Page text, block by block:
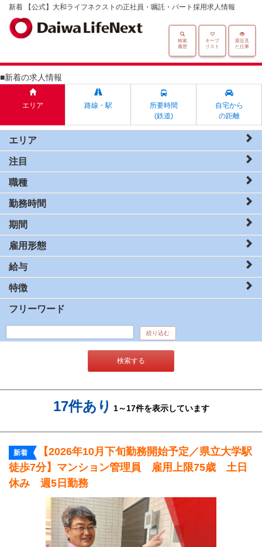
新着 【公式】大和ライフネクストの正社員・嘱託・パート採用求人情報
最近見
た仕事
キープ
リスト
検索
履歴
■新着の求人情報
エリア 路線・駅
所要時間
(鉄道)
自宅から
の距離
エリア
注目
職種
勤務時間
期間
雇用形態
給与
特徴
フリーワード
絞り込む
検索する
17件あり 1～17件を表示しています
新着
【2026年10月下旬勤務開始予定／県立大学駅
徒歩7分】マンション管理員 雇用上限75歳 土日
休み 週5日勤務